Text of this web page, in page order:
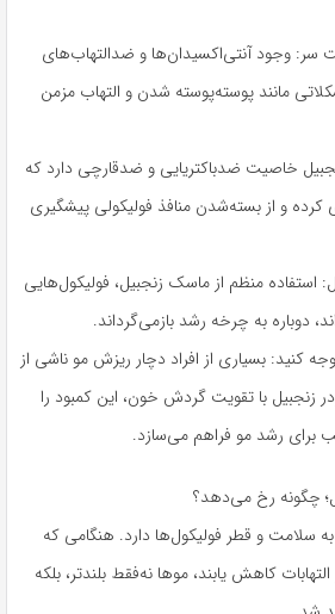
وجود آنتی‌اکسیدان‌ها و ضدالتهاب‌های
مانند پوسته‌پوسته شدن و التهاب مزمن
خاصیت ضدباکتریایی و ضدقارچی دارد که
و از بسته‌شدن منافذ فولیکولی پیشگیری
استفاده منظم از ماسک زنجبیل، فولیکول‌هایی
دوباره به چرخه رشد بازمی‌گرداند.
کنید: بسیاری از افراد دچار ریزش مو ناشی از
با تقویت گردش خون، این کمبود را
برای رشد مو فراهم می‌سازد.
چگونه رخ می‌دهد؟
و قطر فولیکول‌ها دارد. هنگامی که
کاهش یابند، موها نه‌فقط بلندتر، بلکه